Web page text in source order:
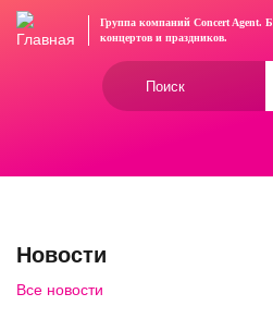
Перейти
Группа компаний Concert Agent.
концертови праздников.
Новости
Все новости